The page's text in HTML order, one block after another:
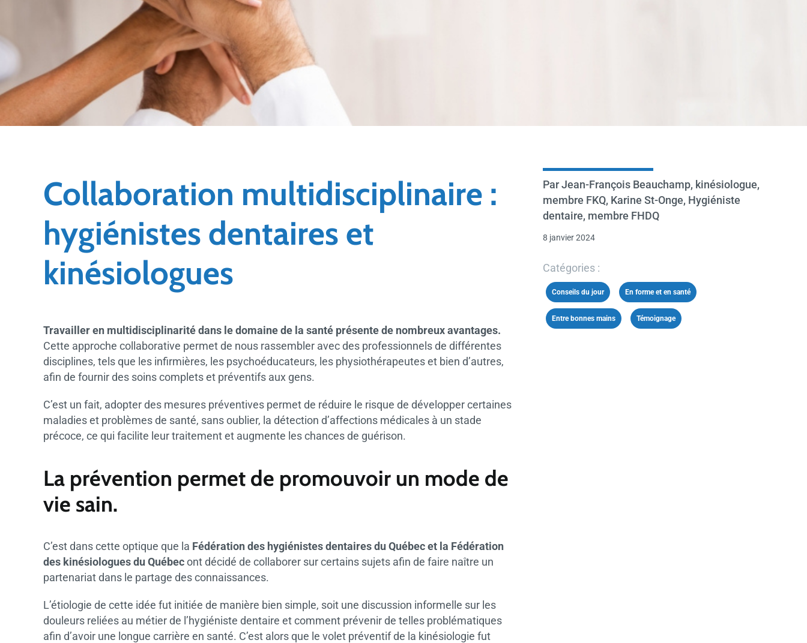
Collaboration multidisciplinaire :
hygiénistes dentaires et
kinésiologues
Travailler en multidisciplinarité dans le domaine de la santé présente de nombreux avantages.
Cette approche collaborative permet de nous rassembler avec des professionnels de différentes
disciplines, tels que les infirmières, les psychoéducateurs, les physiothérapeutes et bien d’autres,
afin de fournir des soins complets et préventifs aux gens.
C’est un fait, adopter des mesures préventives permet de réduire le risque de développer certaines
maladies et problèmes de santé, sans oublier, la détection d’affections médicales à un stade
précoce, ce qui facilite leur traitement et augmente les chances de guérison.
La prévention permet de promouvoir un mode de
vie sain.
C’est dans cette optique que la Fédération des hygiénistes dentaires du Québec et la Fédération
des kinésiologues du Québecont décidé de collaborer sur certains sujets afin de faire naître un
partenariat dans le partage des connaissances.
L’étiologie de cette idée fut initiée de manière bien simple, soit une discussion informelle sur les
douleurs reliées au métier de l’hygiéniste dentaire et comment prévenir de telles problématiques
afin d’avoir une longue carrière en santé. C’est alors que le volet préventif de la kinésiologie fut
Par Jean-François Beauchamp, kinésiologue,
membre FKQ, Karine St-Onge, Hygiéniste
dentaire, membre FHDQ
8 janvier 2024
Catégories :
Conseils du jour En forme et en santé
Entre bonnes mains Témoignage